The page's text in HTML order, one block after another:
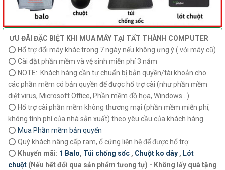
ƯU ĐÃI ĐẶC BIỆT KHI MUA MÁY TẠI TẤT THÀNH COMPUTER
⭕ Hổ trợ đổi máy khác trong 7 ngày nếu không ưng ý ( với máy cũ)
⭕ Cài đặt phần mềm và vệ sinh miễn phí 3 năm
⭕ NOTE: Khách hàng cần tự chuẩn bị bản quyền/tài khoản cho
các phần mềm có bản quyền để được hổ trợ cài (như phần mềm
diệt virus, Microsoft Office, Phần mềm đồ họa, Windows...).
⭕ Hổ trợ cài phần mềm không thương mại (phần mềm miễn phí,
không tính phí của nhà sản xuất) theo yêu cầu của khách hàng
⭕ Mua Phần mềm bản quyển
⭕ Quý khách nâng cấp ram, ổ cứng liện hệ để được hổ trợ
⭕ Khuyến mãi: 1 Balo, Túi chống sốc , Chuột ko dây , Lót
chuột (Nếu hết đổi qua sản phẩm tương tự) - Không lấy quà tặng